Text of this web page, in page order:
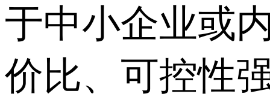
于中小企业或
价比、可控性